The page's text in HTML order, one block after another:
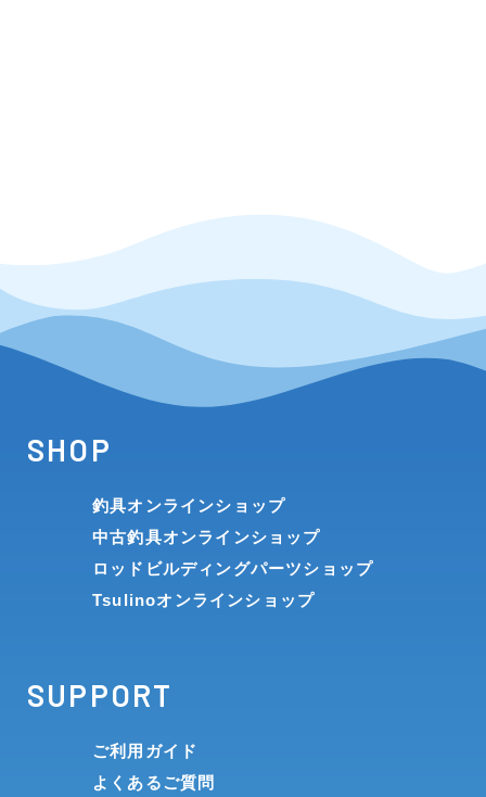
SHOP
釣具オンラインショップ
中古釣具オンラインショップ
ロッドビルディングパーツショップ
Tsulinoオンラインショップ
SUPPORT
ご利用ガイド
よくあるご質問